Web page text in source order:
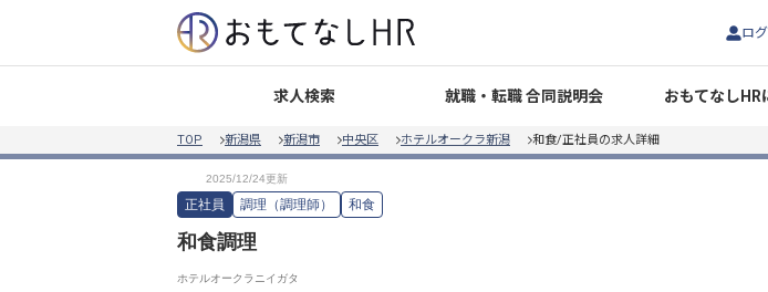
ロ
求人検索 就職・転職 合同説明会 おもてなしHR
TOP 新潟県 新潟市 中央区 ホテルオークラ新潟 和食/正社員の求人詳細
正社員 調理（調理師） 和食
和食調理
ホテルオークラニイガタ